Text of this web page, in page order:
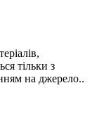
тільки з
на джерело..